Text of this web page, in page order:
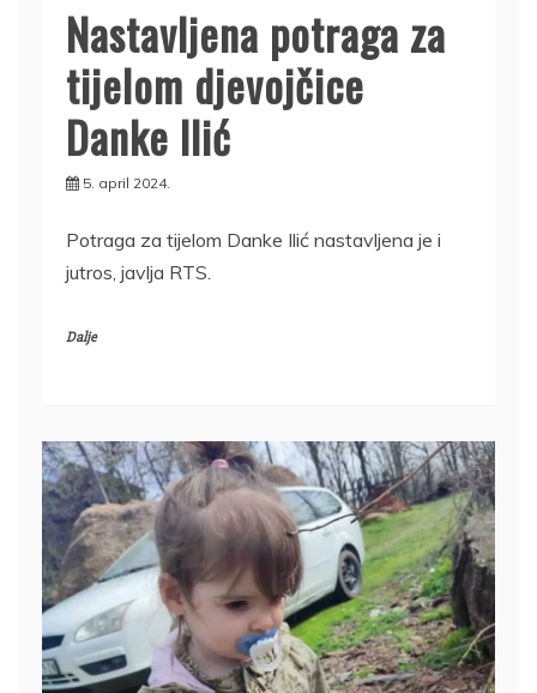
Nastavljena potraga za
tijelom djevojčice
Danke Ilić
5. april 2024.
Potraga za tijelom Danke Ilić nastavljena je i
jutros, javlja RTS.
Dalje